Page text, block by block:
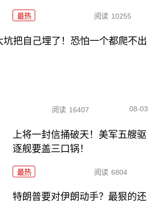
最热 阅读 10255
坑把自己埋了！恐怕一个都爬不出
阅读 16407 08-03
上将一封信捅破天！美军五艘驱
逐舰要盖三口锅！
最热 阅读 6804
特朗普要对伊朗动手？最狠的还